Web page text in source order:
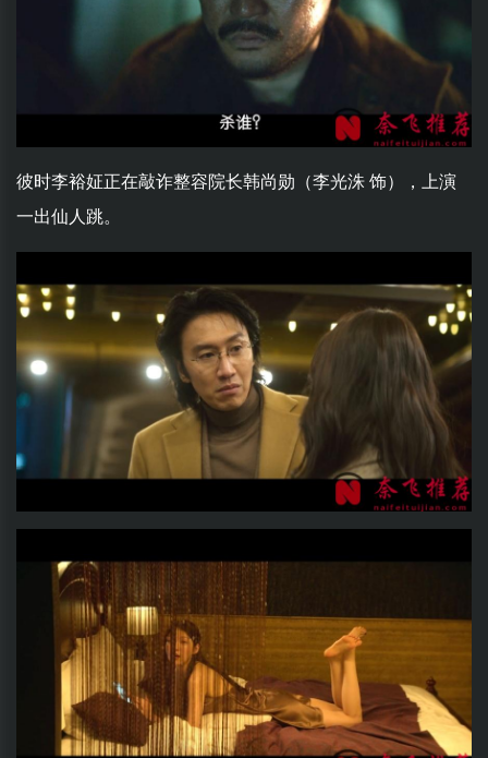
彼时李裕姃正在敲诈整容院长韩尚勋（李光洙 饰），上演
一出仙人跳。